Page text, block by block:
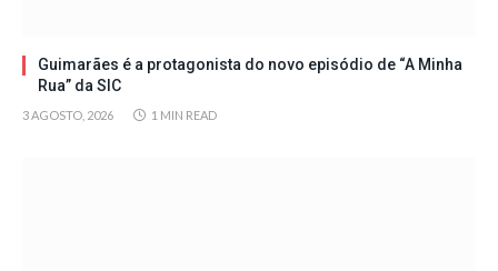
Guimarães é a protagonista do novo episódio de “A Minha
Rua” da SIC
3 AGOSTO, 2026 1 MIN READ